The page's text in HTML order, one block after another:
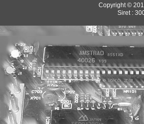
Copyright ©
Siret :